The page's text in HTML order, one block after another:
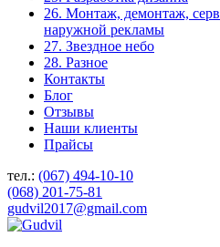
26. Монтаж, демонтаж,
наружной рекламы
27. Звездное небо
28. Разное
Контакты
Блог
Отзывы
Наши клиенты
Прайсы
тел.: (067) 494-10-10
(068) 201-75-81
gudvil2017@gmail.com